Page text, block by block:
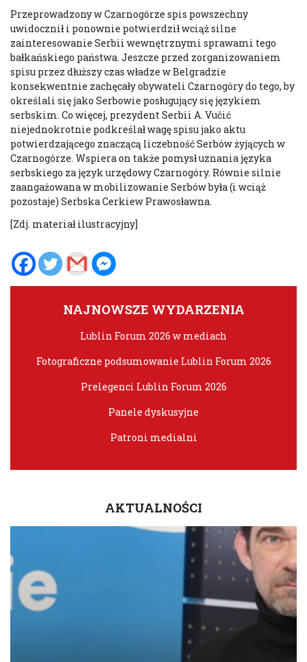
Przeprowadzony w Czarnogórze spis powszechny
uwidocznił i ponownie potwierdził wciąż silne
zainteresowanie Serbii wewnętrznymi sprawami tego
bałkańskiego państwa. Jeszcze przed zorganizowaniem
spisu przez dłuższy czas władze w Belgradzie
konsekwentnie zachęcały obywateli Czarnogóry do tego, by
określali się jako Serbowie posługujący się językiem
serbskim. Co więcej, prezydent Serbii A. Vučić
niejednokrotnie podkreślał wagę spisu jako aktu
potwierdzającego znaczącą liczebność Serbów żyjących w
Czarnogórze. Wspiera on także pomysł uznania języka
serbskiego za język urzędowy Czarnogóry. Równie silnie
zaangażowana w mobilizowanie Serbów była (i wciąż
pozostaje) Serbska Cerkiew Prawosławna.
[Zdj. materiał ilustracyjny]
NAJNOWSZE WYDARZENIA
Lublin Forum 2026 w mediach
Fotograficzne podsumowanie Lublin Forum 2026
Prelegenci Lublin Forum 2026
Panele dyskusyjne
Patroni medialni
AKTUALNOŚCI